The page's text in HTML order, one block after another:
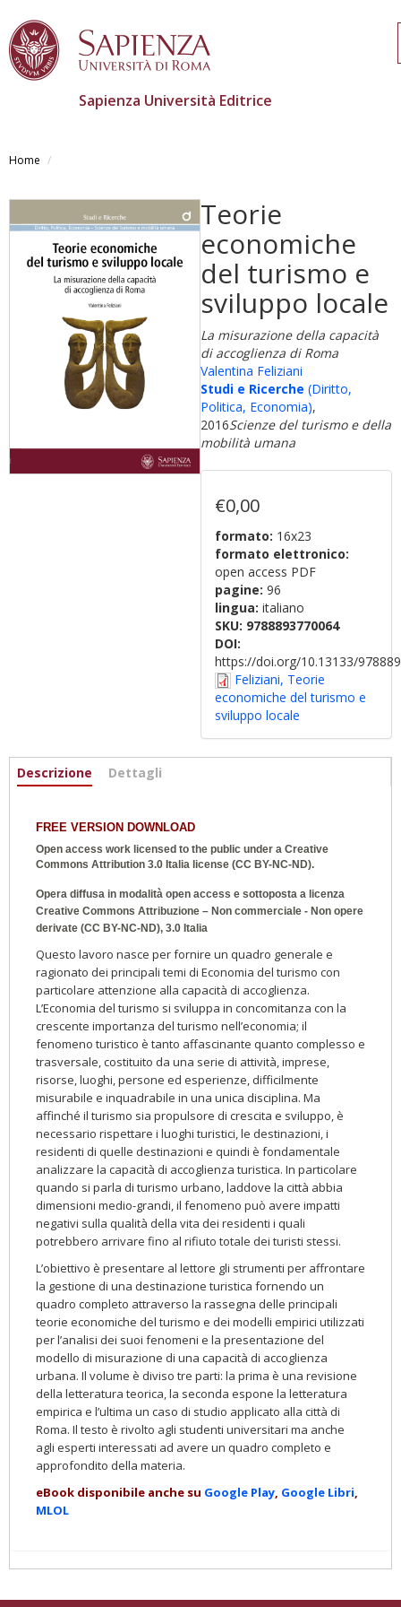
main
Sapienza Università Editrice
Home
Teorie
economiche
del turismo e
sviluppo locale
La misurazione della capacità
di accoglienza di Roma
Valentina Feliziani
Studi e Ricerche (Diritto,
Politica, Economia),
2016Scienze del turismo e della
mobilità umana
€0,00
formato: 16x23
formato elettronico:
open access PDF
pagine: 96
lingua: italiano
SKU: 9788893770064
DOI:
https://doi.org/10.13133/
Feliziani, Teorie
economiche del turismo e
sviluppo locale
Informazioni
Descrizione (active
Dettagli
FREE VERSION DOWNLOAD
Open access work licensed to the public under a Creative
Commons Attribution 3.0 Italia license (CC BY-NC-ND).
Opera diffusa in modalità open access e sottoposta a licenza
Creative Commons Attribuzione – Non commerciale - Non opere
derivate (CC BY-NC-ND), 3.0 Italia
Questo lavoro nasce per fornire un quadro generale e
ragionato dei principali temi di Economia del turismo con
particolare attenzione alla capacità di accoglienza.
L’Economia del turismo si sviluppa in concomitanza con la
crescente importanza del turismo nell’economia; il
fenomeno turistico è tanto affascinante quanto complesso e
trasversale, costituito da una serie di attività, imprese,
risorse, luoghi, persone ed esperienze, difficilmente
misurabile e inquadrabile in una unica disciplina. Ma
affinché il turismo sia propulsore di crescita e sviluppo, è
necessario rispettare i luoghi turistici, le destinazioni, i
residenti di quelle destinazioni e quindi è fondamentale
analizzare la capacità di accoglienza turistica. In particolare
quando si parla di turismo urbano, laddove la città abbia
dimensioni medio-grandi, il fenomeno può avere impatti
negativi sulla qualità della vita dei residenti i quali
potrebbero arrivare fino al rifiuto totale dei turisti stessi.
L’obiettivo è presentare al lettore gli strumenti per affrontare
la gestione di una destinazione turistica fornendo un
quadro completo attraverso la rassegna delle principali
teorie economiche del turismo e dei modelli empirici utilizzati
per l’analisi dei suoi fenomeni e la presentazione del
modello di misurazione di una capacità di accoglienza
urbana. Il volume è diviso tre parti: la prima è una revisione
della letteratura teorica, la seconda espone la letteratura
empirica e l’ultima un caso di studio applicato alla città di
Roma. Il testo è rivolto agli studenti universitari ma anche
agli esperti interessati ad avere un quadro completo e
approfondito della materia.
eBook disponibile anche su Google Play, Google Libri,
MLOL